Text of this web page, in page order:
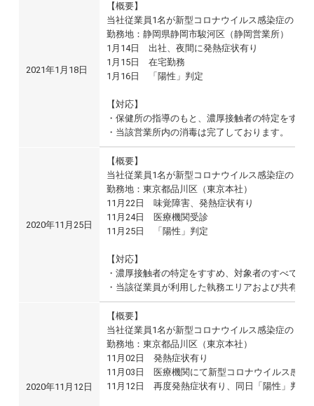
2021年1月18日
【概要】
当社従業員1名が新型コロナウイルス感染症の「
勤務地：静岡県静岡市駿河区（静岡営業所）
1月14日 出社、夜間に発熱症状有り
1月15日 在宅勤務
1月16日 「陽性」判定
【対応】
・保健所の指導のもと、濃厚接触者の特定をす
・当該営業所内の消毒は完了しております。
2020年11月25日
【概要】
当社従業員1名が新型コロナウイルス感染症の「
勤務地：東京都品川区（東京本社）
11月22日 味覚障害、発熱症状有り
11月24日 医療機関受診
11月25日 「陽性」判定
【対応】
・濃厚接触者の特定をすすめ、対象者のすべてを
・当該従業員が利用した執務エリアおよび共有部
2020年11月12日
【概要】
当社従業員1名が新型コロナウイルス感染症の「
勤務地：東京都品川区（東京本社）
11月02日 発熱症状有り
11月03日 医療機関にて新型コロナウイルス感染
11月12日 再度発熱症状有り、同日「陽性」判定